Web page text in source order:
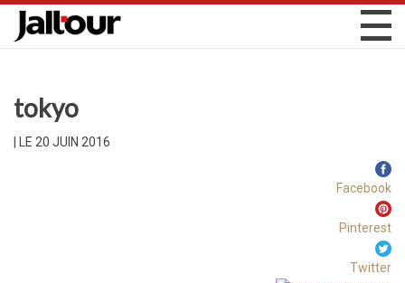
tokyo
LE 20 JUIN 2016
Facebook
Pinterest
Twitter